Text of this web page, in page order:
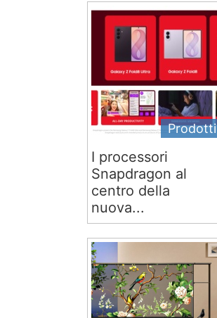
Prodotti
I processori
Snapdragon al
centro della
nuova...